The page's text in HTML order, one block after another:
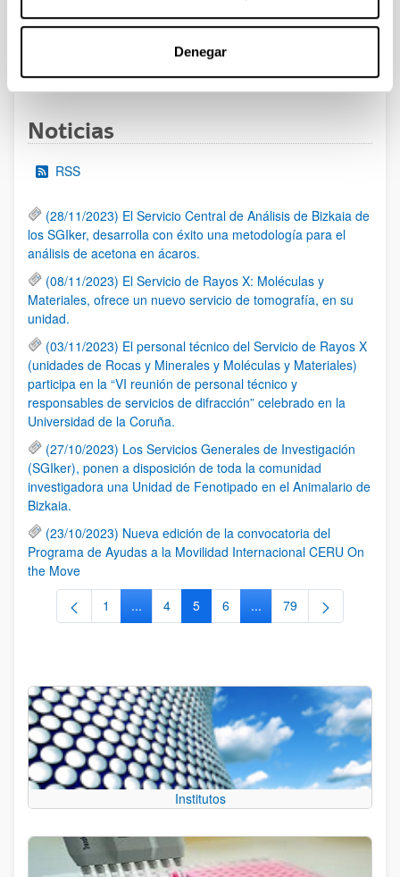
Denegar
Páginas intermedias Use
Noticias
RSS
(28/11/2023) El Servicio Central de Análisis de Bizkaia de
los SGIker, desarrolla con éxito una metodología para el
análisis de acetona en ácaros.
(08/11/2023) El Servicio de Rayos X: Moléculas y
Materiales, ofrece un nuevo servicio de tomografía, en su
unidad.
(03/11/2023) El personal técnico del Servicio de Rayos X
(unidades de Rocas y Minerales y Moléculas y Materiales)
participa en la “VI reunión de personal técnico y
responsables de servicios de difracción” celebrado en la
Universidad de la Coruña.
(27/10/2023) Los Servicios Generales de Investigación
(SGIker), ponen a disposición de toda la comunidad
investigadora una Unidad de Fenotipado en el Animalario de
Bizkaia.
(23/10/2023) Nueva edición de la convocatoria del
Programa de Ayudas a la Movilidad Internacional CERU On
the Move
Página
1 ...Páginas intermedias Use TAB para
Página
4 Página
5 Página
6 ...Páginas intermedias
Página
79
Institutos